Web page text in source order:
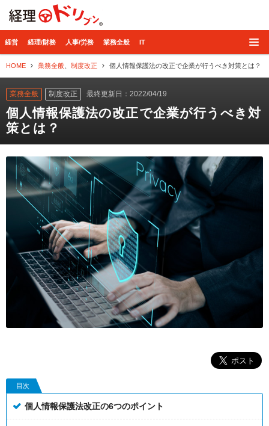
経営 経理/財務 人事/労務 業務全般 IT
HOME 業務全般 制度改正 個人情報保護法の改正で企業が行うべき対策とは？
業務全般 制度改正 最終更新日：2022/04/19
個人情報保護法の改正で企業が行うべき対
策とは？
目次
個人情報保護法改正の6つのポイント